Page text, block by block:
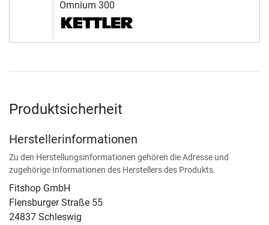
Omnium 300
Produktsicherheit
Herstellerinformationen
Zu den Herstellungsinformationen gehören die Adresse und
zugehörige Informationen des Herstellers des Produkts.
Fitshop GmbH
Flensburger Straße 55
24837 Schleswig